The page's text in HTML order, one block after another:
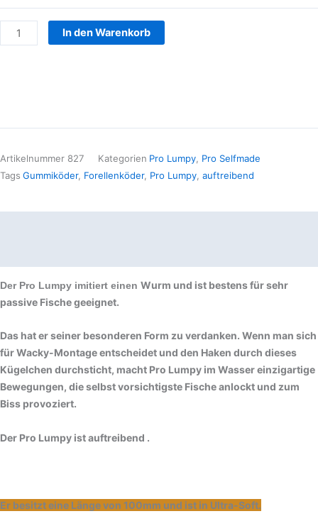
In den Warenkorb
Artikelnummer 827 Kategorien Pro Lumpy Pro Selfmade
Tags Gummiköder, Forellenköder, Pro Lumpy auftreibend
Der Pro Lumpy imitiert einen Wurm und ist bestens für sehr
passive Fische geeignet.
Das hat er seiner besonderen Form zu verdanken. Wenn man sich
für Wacky-Montage entscheidet und den Haken durch dieses
Kügelchen durchsticht, macht Pro Lumpy im Wasser einzigartige
Bewegungen, die selbst vorsichtigste Fische anlockt und zum
Biss provoziert.
Der Pro Lumpy ist auftreibend .
Er besitzt eine Länge von 100mm und ist in Ultra-Soft.